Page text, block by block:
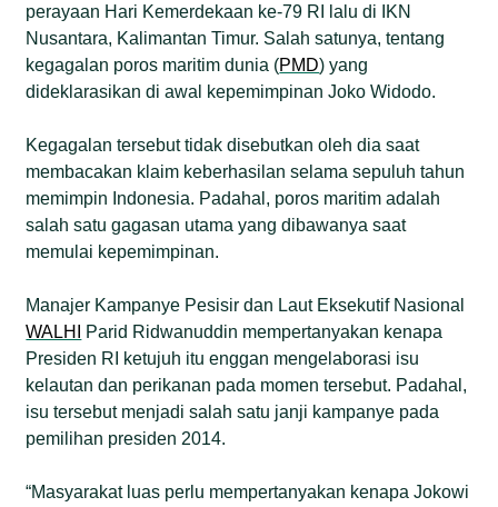
perayaan Hari Kemerdekaan ke-79 RI lalu di IKN
Nusantara, Kalimantan Timur. Salah satunya, tentang
kegagalan poros maritim dunia (PMD) yang
dideklarasikan di awal kepemimpinan Joko Widodo.
Kegagalan tersebut tidak disebutkan oleh dia saat
membacakan klaim keberhasilan selama sepuluh tahun
memimpin Indonesia. Padahal, poros maritim adalah
salah satu gagasan utama yang dibawanya saat
memulai kepemimpinan.
Manajer Kampanye Pesisir dan Laut Eksekutif Nasional
WALHI
Parid Ridwanuddin mempertanyakan kenapa
Presiden RI ketujuh itu enggan mengelaborasi isu
kelautan dan perikanan pada momen tersebut. Padahal,
isu tersebut menjadi salah satu janji kampanye pada
pemilihan presiden 2014.
“Masyarakat luas perlu mempertanyakan kenapa Jokowi